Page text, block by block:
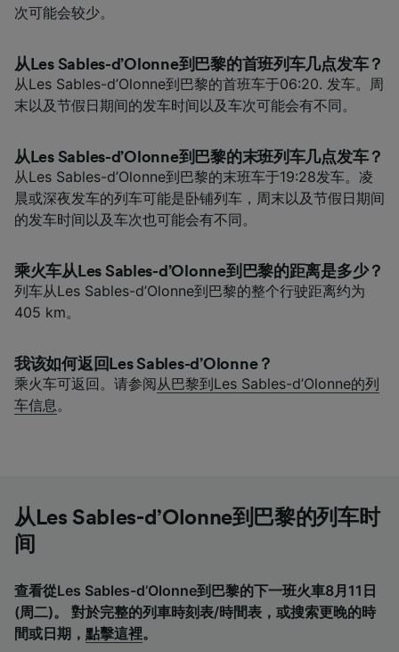
次可能会较少。
从Les Sables-d’Olonne到巴黎的首班列车几点发车？
从Les Sables-d’Olonne到巴黎的首班车于06:20. 发车。周
末以及节假日期间的发车时间以及车次可能会有不同。
从Les Sables-d’Olonne到巴黎的末班列车几点发车？
从Les Sables-d’Olonne到巴黎的末班车于19:28发车。凌
晨或深夜发车的列车可能是卧铺列车，周末以及节假日期间
的发车时间以及车次也可能会有不同。
乘火车从Les Sables-d’Olonne到巴黎的距离是多少？
列车从Les Sables-d’Olonne到巴黎的整个行驶距离约为
405 km。
我该如何返回Les Sables-d’Olonne？
乘火车可返回。请参阅从巴黎到Les Sables-d’Olonne的列
车信息 。
从Les Sables-d’Olonne到巴黎的列车时
间
查看從Les Sables-d’Olonne到巴黎的下一班火車8月11日
(周二)。 對於完整的列車時刻表/時間表，或搜索更晚的時
間或日期， 點擊這裡。